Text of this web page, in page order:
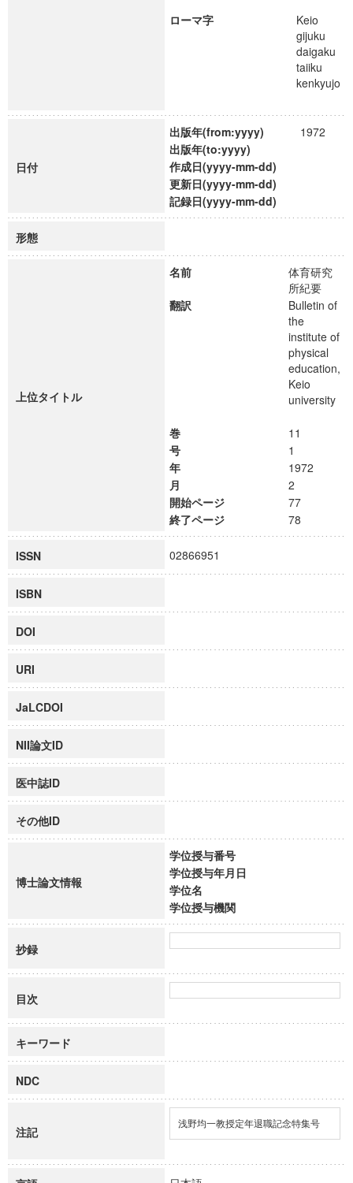
ローマ字
Keio
gijuku
daigaku
taiiku
kenkyujo
日付
出版年(from:yyyy)
1972
出版年(to:yyyy)
作成日(yyyy-mm-dd)
更新日(yyyy-mm-dd)
記録日(yyyy-mm-dd)
形態
上位タイトル
名前
体育研究
所紀要
翻訳
Bulletin of
the
institute of
physical
education,
Keio
university
巻
11
号
1
年
1972
月
2
開始ページ
77
終了ページ
78
ISSN 02866951
ISBN
DOI
URI
JaLCDOI
NII論文ID
医中誌ID
その他ID
博士論文情報
学位授与番号
学位授与年月日
学位名
学位授与機関
抄録
目次
キーワード
NDC
注記
浅野均一教授定年退職記念特集号